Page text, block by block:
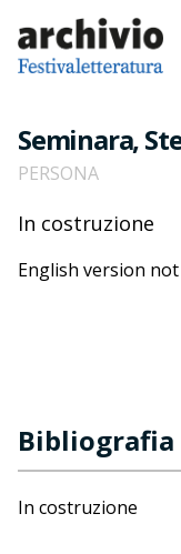
Seminara,
PERSONA
In costruzione
English version
Bibliografia
In costruzione